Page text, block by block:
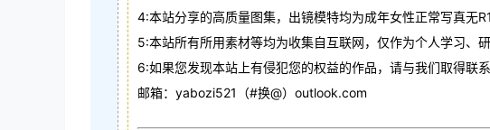
4:本站分享的高质量图集，出镜模特均为成年女性正常写真无
5:本站所有所用素材等均为收集自互联网，仅作为个人学习、
6:如果您发现本站上有侵犯您的权益的作品，请与我们取得联
邮箱：yabozi521（#换@）outlook.com